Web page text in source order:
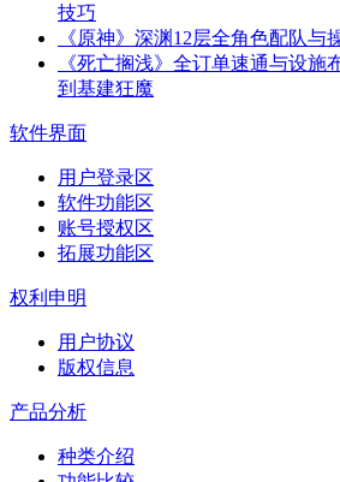
技巧
《原神》深渊12层全角色配队与
《死亡搁浅》全订单速通与设
到基建狂魔
软件界面
用户登录区
软件功能区
账号授权区
拓展功能区
权利申明
用户协议
版权信息
产品分析
种类介绍